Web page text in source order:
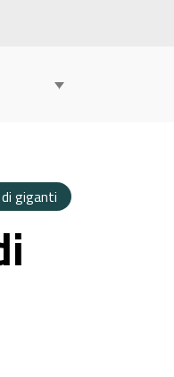
giganti